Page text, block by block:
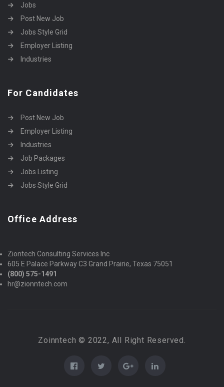
Jobs
Post New Job
Jobs Style Grid
Employer Listing
Industries
For Candidates
Post New Job
Employer Listing
Industries
Job Packages
Jobs Listing
Jobs Style Grid
Office Address
Ziontech Consulting Services Inc
605 E Palace Parkway C3 Grand Prairie, Texas 75051
(800) 575-1491
hr@zionntech.com
Zoinntech © 2022, All Right Reserved.